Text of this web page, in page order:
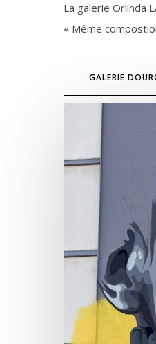
La galerie Orlinda
« Même
GALERIE